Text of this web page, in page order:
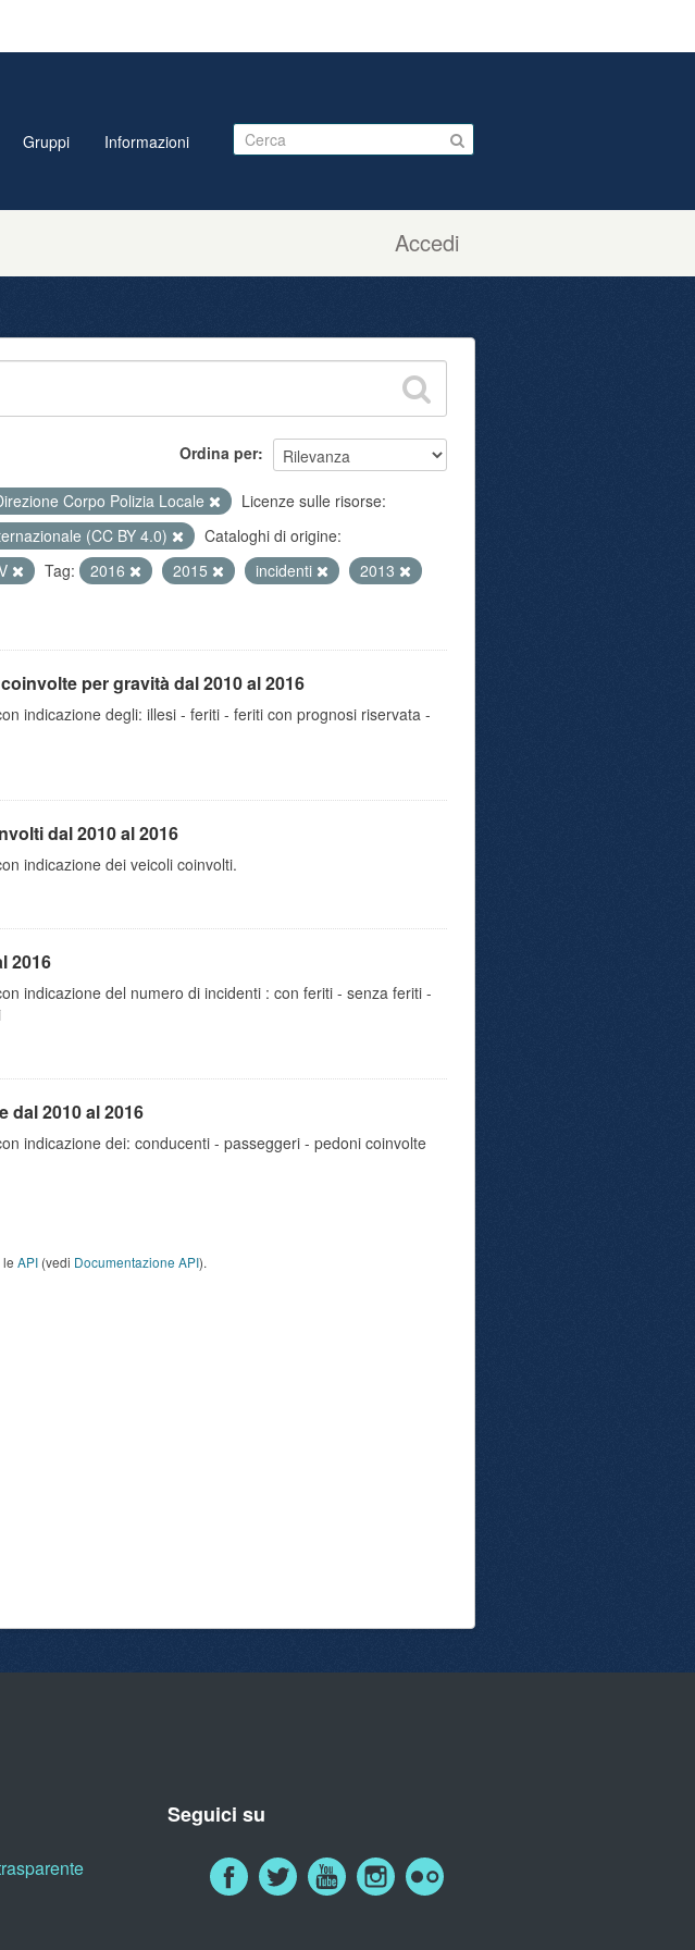
Accedi
Gruppi Informazioni
Ordina per
Corpo Polizia Locale
Licenze sulle risorse:
(CC BY 4.0)
Cataloghi di origine:
Tag: 2016 2015 incidenti
2013
per gravità dal 2010 al 2016
indicazione degli: illesi - feriti - feriti con prognosi riservata -
dal 2010 al 2016
indicazione dei veicoli coinvolti.
2016
indicazione del numero di incidenti : con feriti - senza feriti -
dal 2010 al 2016
indicazione dei: conducenti - passeggeri - pedoni coinvolte
API (vedi Documentazione API).
Seguici su